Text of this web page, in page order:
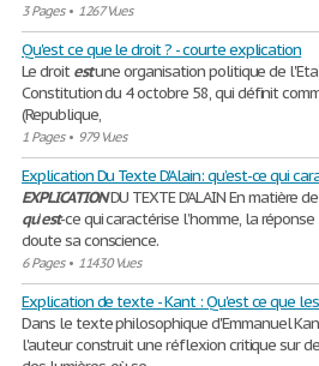
3 Pages• 1267 Vues
Qu'est ce que le droit ? - courte explication
Le droitestune organisation politique de
Constitution du 4 octobre 58, qui définit
(Republique,
1 Pages• 979 Vues
Explication Du Texte D'Alain: qu’est-ce qui
EXPLICATIONDU TEXTE D’ALAIN En matière
qu’est-ce qui caractérise l’homme, la
doute sa conscience.
6 Pages• 11430 Vues
Explication de texte - Kant : Qu'est ce que
Dans le texte philosophique d'Emmanuel
l'auteur construit une réflexion critique sur